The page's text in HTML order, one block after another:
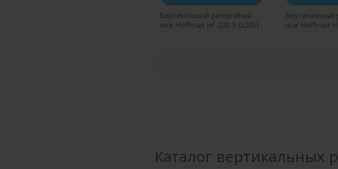
Вертикальный раскройный
нож Hoffman HF-220 S (220V)
Вертикальный
нож Hoffman
Каталог вертикальных